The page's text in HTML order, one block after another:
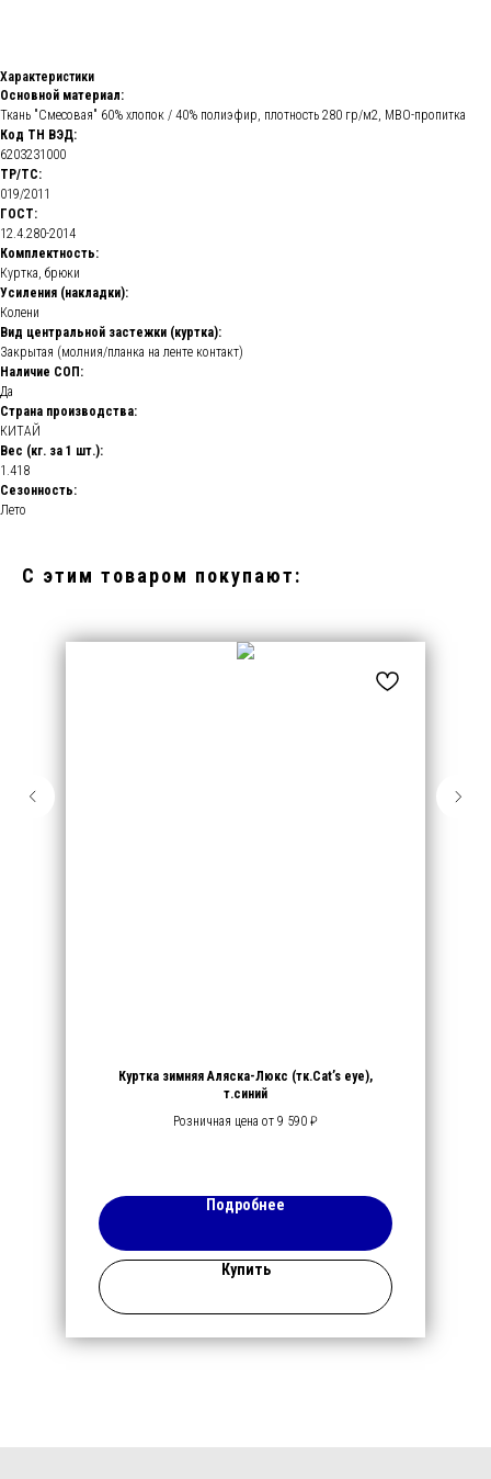
Характеристики
Основной материал:
Ткань "Смесовая" 60% хлопок / 40% полиэфир, плотность 280 гр/м2, МВО-пропитка
Код ТН ВЭД:
6203231000
ТР/ТС:
019/2011
ГОСТ:
12.4.280-2014
Комплектность:
Куртка, брюки
Усиления (накладки):
Колени
Вид центральной застежки (куртка):
Закрытая (молния/планка на ленте контакт)
Наличие СОП:
Да
Страна производства:
КИТАЙ
Вес (кг. за 1 шт.):
1.418
Сезонность:
Лето
С этим товаром покупают:
Куртка зимняя Аляска-Люкс (тк.Cat’s eye),
т.синий
Розничная цена от 9 590 ₽
Подробнее
Купить